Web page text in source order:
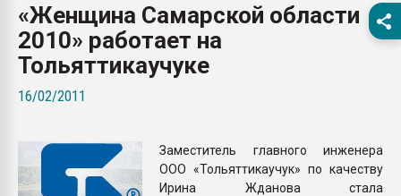
Материал поверхности
вакуумного
«Женщина Самарской области
2010» работает на
Тольяттикаучуке
16/02/2011
Заместитель главного инженера
ООО «Тольяттикаучук» по качеству
Ирина Жданова стала